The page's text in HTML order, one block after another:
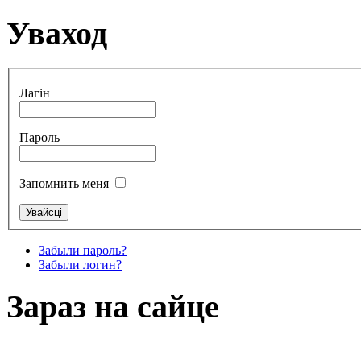
Уваход
Лагін
Пароль
Запомнить меня
Забыли пароль?
Забыли логин?
Зараз на сайце